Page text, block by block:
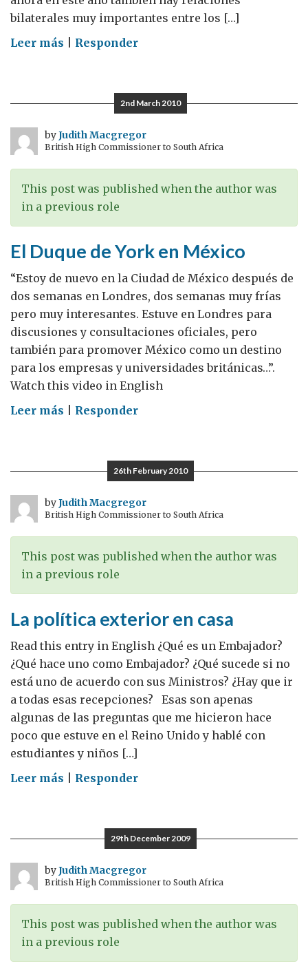
bilaterales muy importantes entre los […]
Leer más onResponder
2nd March 2010
byJudith Macgregor
British High Commissioner to South Africa
This post was published when the author was
in a previous role
El Duque de York en México
“Estoy de nuevo en la Ciudad de México después de
dos semanas en Londres, dos semanas muy frías
pero muy interesantes. Estuve en Londres para
discusiones y consultaciones oficiales, pero
también para promover México como un destino
para los empresas y universidades británicas…”.
Watch this video in English
Leer más on
en
México
Responder
26th February 2010
byJudith Macgregor
British High Commissioner to South Africa
This post was published when the author was
in a previous role
La política exterior en casa
Read this entry in English ¿Qué es un Embajador?
¿Qué hace uno como Embajador? ¿Qué sucede si no
está uno de acuerdo con sus Ministros? ¿Hay que ir
a todas esas recepciones? Esas son apenas
algunas de las preguntas que me hicieron hace
poco que estuve en el Reino Unido y hablé con
estudiantes y niños […]
Leer más on
exterior
casa
Responder
29th December 2009
byJudith Macgregor
British High Commissioner to South Africa
This post was published when the author was
in a previous role